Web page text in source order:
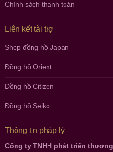
Chính sách thanh toán
Liên kết tài trợ
Shop đồng hồ Japan
Đồng hồ Orient
Đồng hồ Citizen
Đồng hồ Seiko
Thông tin pháp lý
Công ty TNHH phát triển